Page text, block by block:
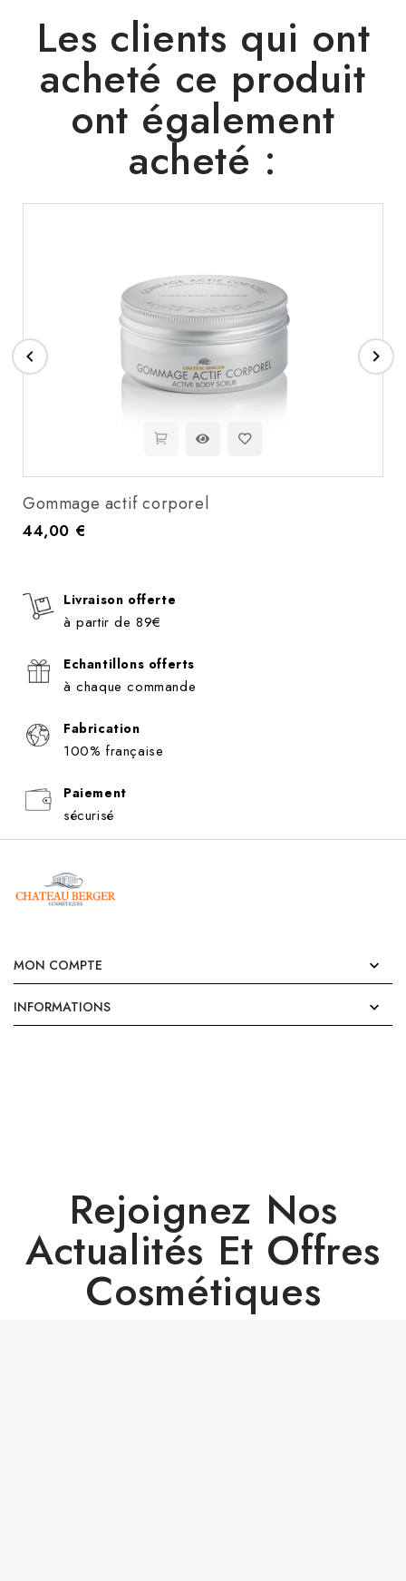
Les clients qui ont
acheté ce produit
ont également
acheté :
Gommage actif corporel
44,00 €
Prix
 
Livraison offerte
à partir de 89€
Echantillons offerts
à chaque commande
Fabrication
100% française
Paiement
sécurisé
MON COMPTE 
INFORMATIONS 
Rejoignez Nos
Actualités Et Offres
Cosmétiques